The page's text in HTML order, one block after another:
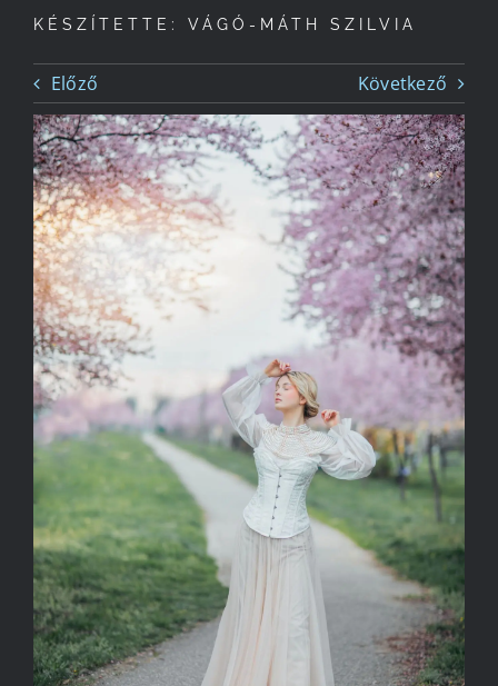
Tagjaink
Csatlakozz!
Történetünk
Kapcsolat
KÉSZÍTETTE: VÁGÓ-MÁTH SZILVIA
Előző Következő